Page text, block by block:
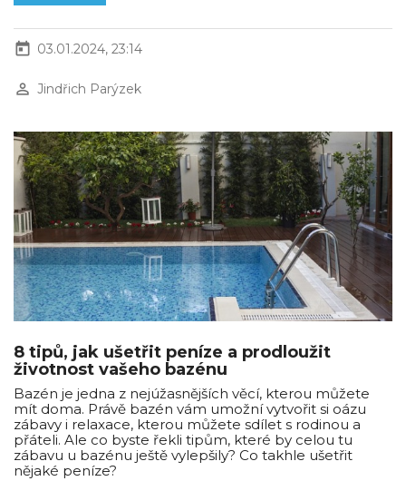
today 03.01.2024, 23:14
perm_identity Jindřich Parýzek
8 tipů, jak ušetřit peníze a prodloužit
životnost vašeho bazénu
Bazén je jedna z nejúžasnějších věcí, kterou můžete
mít doma. Právě bazén vám umožní vytvořit si oázu
zábavy i relaxace, kterou můžete sdílet s rodinou a
přáteli. Ale co byste řekli tipům, které by celou tu
zábavu u bazénu ještě vylepšily? Co takhle ušetřit
nějaké peníze?